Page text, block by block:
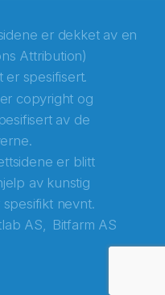
er dekket av en
Attribution)
er spesifisert.
copyright og
av de
er blitt
av kunstig
nevnt.
AS, Bitfarm AS
fra Norecopa